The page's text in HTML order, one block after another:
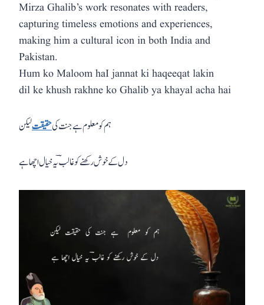
Mirza Ghalib’s work resonates with readers,
capturing timeless emotions and experiences,
making him a cultural icon in both India and
Pakistan.
Hum ko Maloom haI jannat ki haqeeqat lakin
dil ke khush rakhne ko Ghalib ya khayal acha hai
ہم کو معلوم ہے جنت کیحقیقتلیکن
دل کے خوش رکھنے کو غالبؔ یہ خیال اچھا ہے